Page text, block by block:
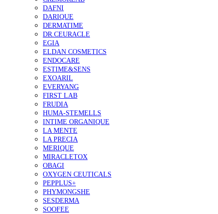
DAFNI
DARIQUE
DERMATIME
DR.CEURACLE
EGIA
ELDAN COSMETICS
ENDOCARE
ESTIME&SENS
EXOARIL
EVERYANG
FIRST LAB
FRUDIA
HUMA-STEMELLS
INTIME ORGANIQUE
LA MENTE
LA PRECIA
MERIQUE
MIRACLETOX
OBAGI
OXYGEN CEUTICALS
PEPPLUS+
PHYMONGSHE
SESDERMA
SOOFEE